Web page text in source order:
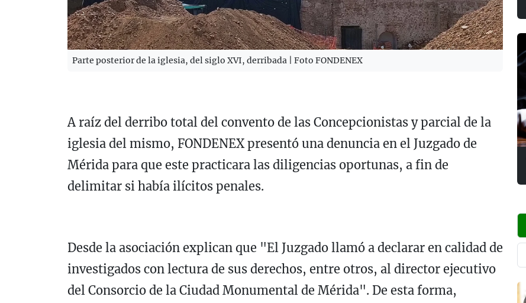
Parte posterior de la iglesia, del siglo XVI, derribada | Foto FONDENEX
A raíz del derribo total del convento de las Concepcionistas y parcial de la
iglesia del mismo, FONDENEX presentó una denuncia en el Juzgado de
Mérida para que este practicara las diligencias oportunas, a fin de
delimitar si había ilícitos penales.
Desde la asociación explican que "El Juzgado llamó a declarar en calidad de
investigados con lectura de sus derechos, entre otros, al director ejecutivo
del Consorcio de la Ciudad Monumental de Mérida". De esta forma,